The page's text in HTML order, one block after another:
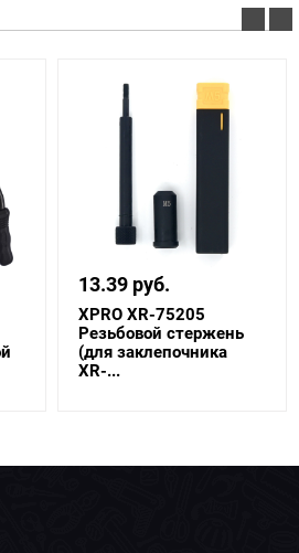
13.39 руб.
XPRO XR-75205
Резьбовой стержень
(для заклепочника
XR-...